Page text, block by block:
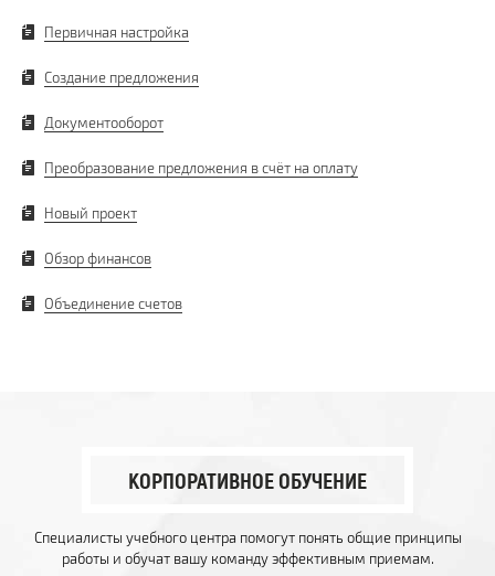
Первичная настройка
Создание предложения
Документооборот
Преобразование предложения в счёт на оплату
Новый проект
Обзор финансов
Объединение счетов
КОРПОРАТИВНОЕ ОБУЧЕНИЕ
Специалисты учебного центра помогут понять общие принципы
работы и обучат вашу команду эффективным приемам.